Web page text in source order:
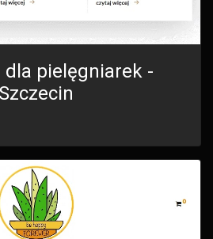
dla pielęgniarek -
Szczecin